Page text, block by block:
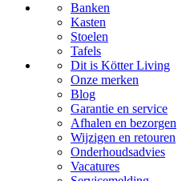
Banken
Kasten
Stoelen
Tafels
Dit is Kötter Living
Onze merken
Blog
Garantie en service
Afhalen en bezorgen
Wijzigen en retouren
Onderhoudsadvies
Vacatures